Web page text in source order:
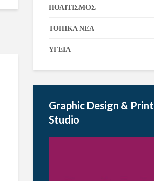
ΠΟΛΙΤΙΣΜΟΣ
ΤΟΠΙΚΑ ΝΕΑ
ΥΓΕΙΑ
Graphic Design & Print
Studio